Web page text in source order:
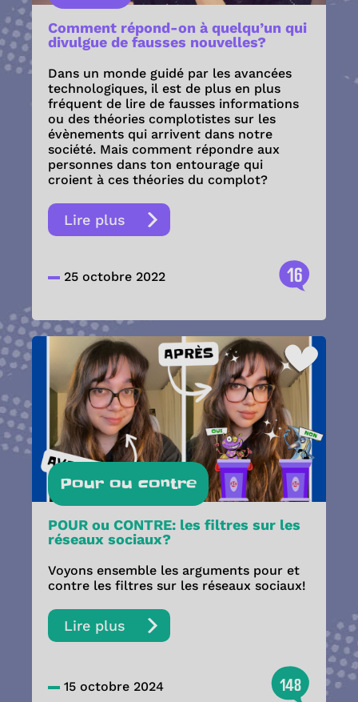
Comment répond-on à quelqu’un qui
divulgue de fausses nouvelles?
Dans un monde guidé par les avancées
technologiques, il est de plus en plus
fréquent de lire de fausses informations
ou des théories complotistes sur les
évènements qui arrivent dans notre
société. Mais comment répondre aux
personnes dans ton entourage qui
croient à ces théories du complot?
Lire plus
25 octobre 2022 16
Pour ou contre
POUR ou CONTRE: les filtres sur les
réseaux sociaux?
Voyons ensemble les arguments pour et
contre les filtres sur les réseaux sociaux!
Lire plus
15 octobre 2024 148